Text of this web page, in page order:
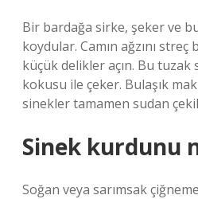
Bir bardağa sirke, şeker ve
koydular. Camın ağzını
küçük delikler açın. Bu
kokusu ile çeker. Bulaşık
sinekler tamamen sudan
Sinek kurdunu
Soğan veya sarımsak